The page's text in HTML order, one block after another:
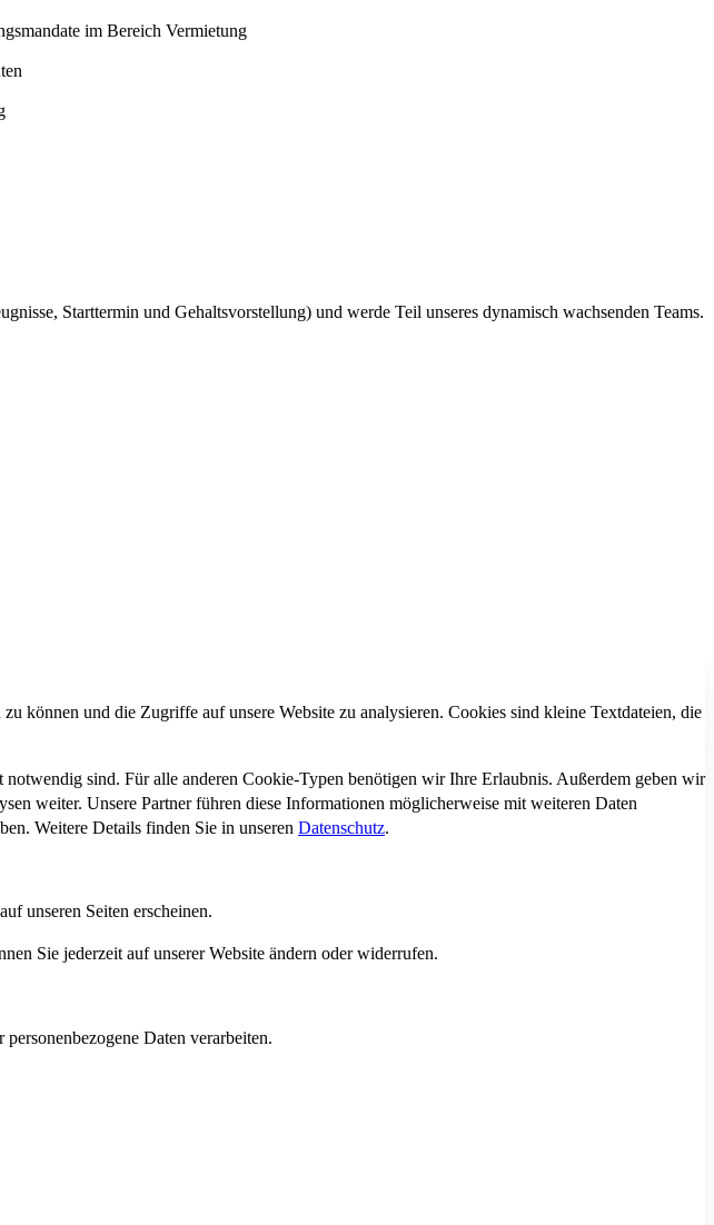
im Bereich Vermietung
Starttermin und Gehaltsvorstellung) und werde Teil unseres dynamisch wachsenden Teams.
können und die Zugriffe auf unsere Website zu analysieren. Cookies sind kleine Textdateien, die
sind. Für alle anderen Cookie-Typen benötigen wir Ihre Erlaubnis. Außerdem geben wir
weiter. Unsere Partner führen diese Informationen möglicherweise mit weiteren Daten
Weitere Details finden Sie in unseren Datenschutz.
unseren Seiten erscheinen.
Sie jederzeit auf unserer Website ändern oder widerrufen.
Daten verarbeiten.